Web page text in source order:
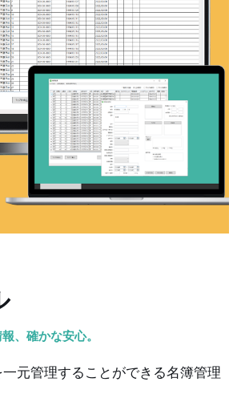
、確かな安心。
元管理することができる名簿管理